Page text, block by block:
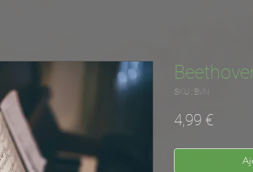
SKU : BVN
4,99 €